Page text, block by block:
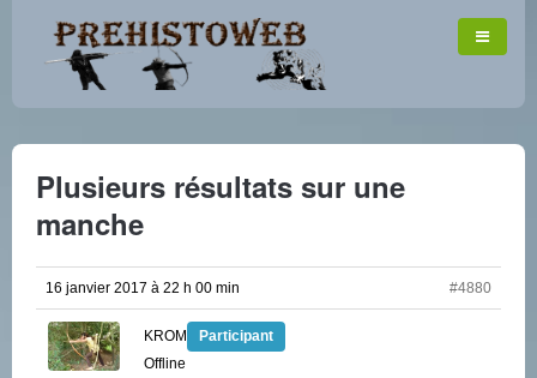
Plusieurs résultats sur une
manche
16 janvier 2017 à 22 h 00 min #4880
KROM
Participant
Offline